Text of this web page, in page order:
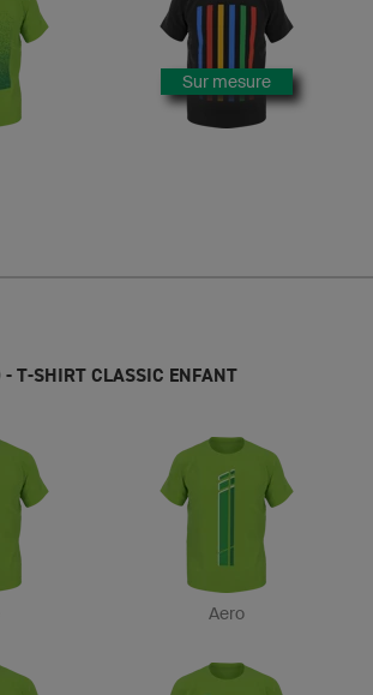
Sur mesure
- T-SHIRT CLASSIC ENFANT
Aero